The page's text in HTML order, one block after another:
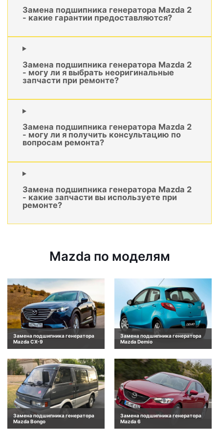
Замена подшипника генератора Mazda 2
- какие гарантии предоставляются?
Замена подшипника генератора Mazda 2
- могу ли я выбрать неоригинальные
запчасти при ремонте?
Замена подшипника генератора Mazda 2
- могу ли я получить консультацию по
вопросам ремонта?
Замена подшипника генератора Mazda 2
- какие запчасти вы используете при
ремонте?
Mazda по моделям
Замена подшипника генератора
Mazda CX-9
Замена подшипника генератора
Mazda Demio
Замена подшипника генератора
Mazda Bongo
Замена подшипника генератора
Mazda 6